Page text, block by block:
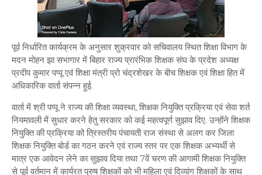
पूर्व निर्धारित कार्यक्रम के अनुसार शुक्रवार को सचिवालय स्थित शिक्षा विभाग के
मदन मोहन झा सभागार में बिहार राज्य प्रारंभिक शिक्षक संघ के प्रदेश अध्यक्ष
प्रदीप कुमार पप्पू एवं शिक्षा मंत्री प्रो चंद्रशेखर के बीच शिक्षक एवं शिक्षा हित में
अधिकारिक वार्ता संपन्न हुई.
वार्ता में श्री पप्पू ने राज्य की शिक्षा व्यवस्था, शिक्षक नियुक्ति प्रक्रिया एवं सेवा शर्त
नियमावली में सुधार करने हेतु सरकार को कई महत्वपूर्ण सुझाव दिए. उन्होंने शिक्षक
नियुक्ति की प्रक्रिया को त्रिस्तरीय पंचायती राज संस्था से अलग कर जिला
शिक्षक नियुक्ति बोर्ड का गठन करने एवं राज्य स्तर पर एक शिक्षक अभ्यर्थी से
मात्र एक आवेदन लेने का सुझाव दिया तथा 7वें चरण की आगामी शिक्षक नियुक्ति
से पूर्व वर्तमान में कार्यरत पुरुष शिक्षकों को भी महिला एवं दिव्यांग शिक्षकों के साथ